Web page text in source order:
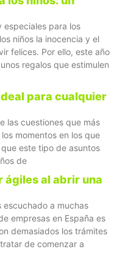
especiales para los
niños la inocencia y el
felices. Por ello, este año
regalos que estimulen
para cualquier
las cuestiones que más
momentos en los que
este tipo de asuntos
de
ágiles al abrir una
escuchado a muchas
empresas en España es
demasiados los trámites
de comenzar a